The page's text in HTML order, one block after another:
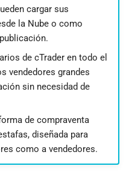
Italiano
Polski
Türkçe
cargar sus
la Nube o como
de cTrader en todo el
vendedores grandes
sin necesidad de
de compraventa
diseñada para
como a vendedores.